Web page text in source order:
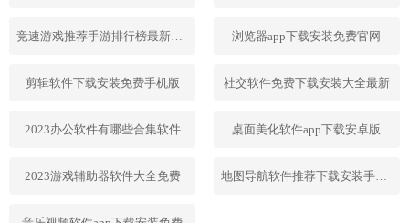
竞速游戏推荐手游排行榜最新2023 浏览器app下载安装免费官网
剪辑软件下载安装免费手机版 社交软件免费下载安装大全最新
2023办公软件有哪些合集软件 桌面美化软件app下载安卓版
2023游戏辅助器软件大全免费 地图导航软件推荐下载安装手机版